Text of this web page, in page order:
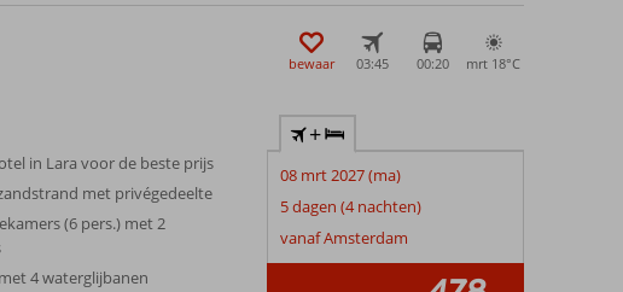
bewaar 03:45 00:20 mrt 18°C
in Lara voor de beste prijs
met privégedeelte
(6 pers.) met 2
4 waterglijbanen
+
08 mrt 2027 (ma)
5 dagen (4 nachten)
vanaf Amsterdam